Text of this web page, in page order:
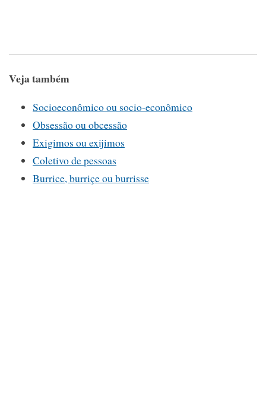
Veja também
Socioeconômico ou socio-econômico
Obsessão ou obcessão
Exigimos ou exijimos
Coletivo de pessoas
Burrice, burriçe ou burrisse